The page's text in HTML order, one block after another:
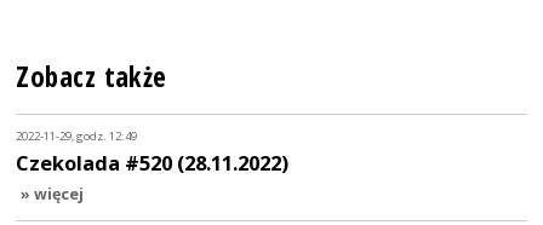
Zobacz także
2022-11-29, godz. 12:49
Czekolada #520 (28.11.2022)
» więcej